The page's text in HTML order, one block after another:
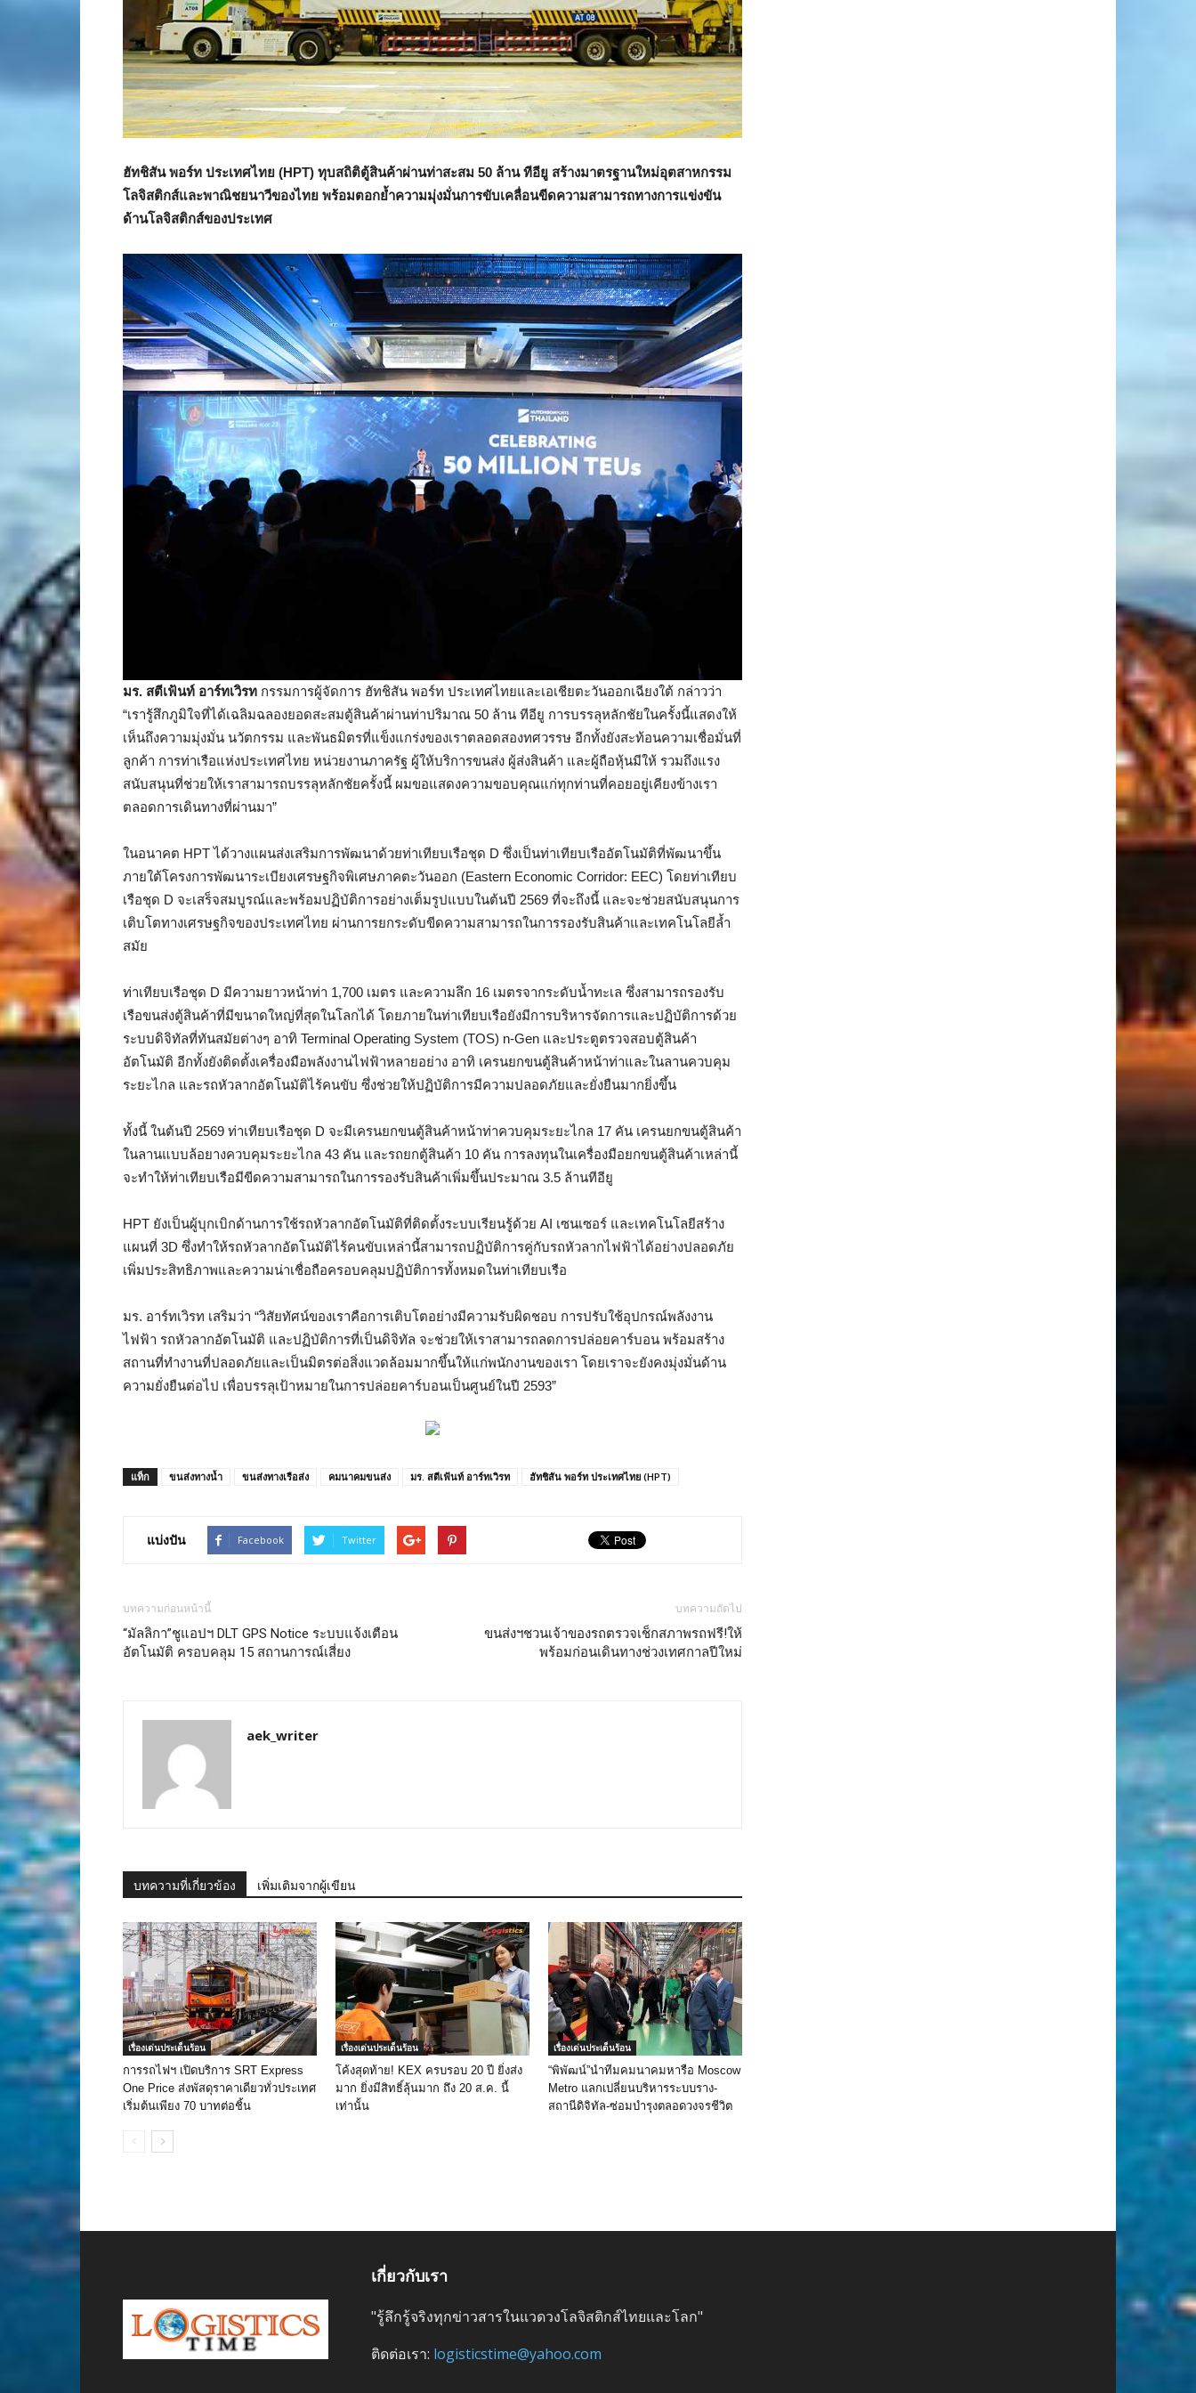
ฮัทชิสัน พอร์ท ประเทศไทย (HPT) ทุบสถิติตู้สินค้าผ่านท่าสะสม 50 ล้าน ทีอียู สร้างมาตรฐานใหม่อุตสาหกรรม
โลจิสติกส์และพาณิชยนาวีของไทย พร้อมตอกย้ำความมุ่งมั่นการขับเคลื่อนขีดความสามารถทางการแข่งขัน
ด้านโลจิสติกส์ของประเทศ
มร. สตีเฟ้นท์ อาร์ทเวิรท กรรมการผู้จัดการ ฮัทชิสัน พอร์ท ประเทศไทยและเอเชียตะวันออกเฉียงใต้ กล่าวว่า
“เรารู้สึกภูมิใจที่ได้เฉลิมฉลองยอดสะสมตู้สินค้าผ่านท่าปริมาณ 50 ล้าน ทีอียู การบรรลุหลักชัยในครั้งนี้แสดงให้
เห็นถึงความมุ่งมั่น นวัตกรรม และพันธมิตรที่แข็งแกร่งของเราตลอดสองทศวรรษ อีกทั้งยังสะท้อนความเชื่อมั่นที่
ลูกค้า การท่าเรือแห่งประเทศไทย หน่วยงานภาครัฐ ผู้ให้บริการขนส่ง ผู้ส่งสินค้า และผู้ถือหุ้นมีให้ รวมถึงแรง
สนับสนุนที่ช่วยให้เราสามารถบรรลุหลักชัยครั้งนี้ ผมขอแสดงความขอบคุณแก่ทุกท่านที่คอยอยู่เคียงข้างเรา
ตลอดการเดินทางที่ผ่านมา”
ในอนาคต HPT ได้วางแผนส่งเสริมการพัฒนาด้วยท่าเทียบเรือชุด D ซึ่งเป็นท่าเทียบเรืออัตโนมัติที่พัฒนาขึ้น
ภายใต้โครงการพัฒนาระเบียงเศรษฐกิจพิเศษภาคตะวันออก (Eastern Economic Corridor: EEC) โดยท่าเทียบ
เรือชุด D จะเสร็จสมบูรณ์และพร้อมปฏิบัติการอย่างเต็มรูปแบบในต้นปี 2569 ที่จะถึงนี้ และจะช่วยสนับสนุนการ
เติบโตทางเศรษฐกิจของประเทศไทย ผ่านการยกระดับขีดความสามารถในการรองรับสินค้าและเทคโนโลยีล้ำ
สมัย
ท่าเทียบเรือชุด D มีความยาวหน้าท่า 1,700 เมตร และความลึก 16 เมตรจากระดับน้ำทะเล ซึ่งสามารถรองรับ
เรือขนส่งตู้สินค้าที่มีขนาดใหญ่ที่สุดในโลกได้ โดยภายในท่าเทียบเรือยังมีการบริหารจัดการและปฏิบัติการด้วย
ระบบดิจิทัลที่ทันสมัยต่างๆ อาทิ Terminal Operating System (TOS) n-Gen และประตูตรวจสอบตู้สินค้า
อัตโนมัติ อีกทั้งยังติดตั้งเครื่องมือพลังงานไฟฟ้าหลายอย่าง อาทิ เครนยกขนตู้สินค้าหน้าท่าและในลานควบคุม
ระยะไกล และรถหัวลากอัตโนมัติไร้คนขับ ซึ่งช่วยให้ปฏิบัติการมีความปลอดภัยและยั่งยืนมากยิ่งขึ้น
ทั้งนี้ ในต้นปี 2569 ท่าเทียบเรือชุด D จะมีเครนยกขนตู้สินค้าหน้าท่าควบคุมระยะไกล 17 คัน เครนยกขนตู้สินค้า
ในลานแบบล้อยางควบคุมระยะไกล 43 คัน และรถยกตู้สินค้า 10 คัน การลงทุนในเครื่องมือยกขนตู้สินค้าเหล่านี้
จะทำให้ท่าเทียบเรือมีขีดความสามารถในการรองรับสินค้าเพิ่มขึ้นประมาณ 3.5 ล้านทีอียู
HPT ยังเป็นผู้บุกเบิกด้านการใช้รถหัวลากอัตโนมัติที่ติดตั้งระบบเรียนรู้ด้วย AI เซนเซอร์ และเทคโนโลยีสร้าง
แผนที่ 3D ซึ่งทำให้รถหัวลากอัตโนมัติไร้คนขับเหล่านี้สามารถปฏิบัติการคู่กับรถหัวลากไฟฟ้าได้อย่างปลอดภัย
เพิ่มประสิทธิภาพและความน่าเชื่อถือครอบคลุมปฏิบัติการทั้งหมดในท่าเทียบเรือ
มร. อาร์ทเวิรท เสริมว่า “วิสัยทัศน์ของเราคือการเติบโตอย่างมีความรับผิดชอบ การปรับใช้อุปกรณ์พลังงาน
ไฟฟ้า รถหัวลากอัตโนมัติ และปฏิบัติการที่เป็นดิจิทัล จะช่วยให้เราสามารถลดการปล่อยคาร์บอน พร้อมสร้าง
สถานที่ทำงานที่ปลอดภัยและเป็นมิตรต่อสิ่งแวดล้อมมากขึ้นให้แก่พนักงานของเรา โดยเราจะยังคงมุ่งมั่นด้าน
ความยั่งยืนต่อไป เพื่อบรรลุเป้าหมายในการปล่อยคาร์บอนเป็นศูนย์ในปี 2593”
แท็ก ขนส่งทางน้ำ ขนส่งทางเรือส่ง คมนาคมขนส่ง มร. สตีเฟ้นท์ อาร์ทเวิรท ฮัทชิสัน พอร์ท ประเทศไทย (HPT)
แบ่งปัน Facebook Twitter
บทความก่อนหน้านี้
“มัลลิกา”ชูแอปฯ DLT GPS Notice ระบบแจ้งเตือน
อัตโนมัติ ครอบคลุม 15 สถานการณ์เสี่ยง
บทความถัดไป
ขนส่งฯชวนเจ้าของรถตรวจเช็กสภาพรถฟรี!ให้
พร้อมก่อนเดินทางช่วงเทศกาลปีใหม่
aek_writer
บทความที่เกี่ยวข้อง เพิ่มเติมจากผู้เขียน
เรื่องเด่นประเด็นร้อน
การรถไฟฯ เปิดบริการ SRT Express
One Price ส่งพัสดุราคาเดียวทั่วประเทศ
เริ่มต้นเพียง 70 บาทต่อชิ้น
เรื่องเด่นประเด็นร้อน
โค้งสุดท้าย! KEX ครบรอบ 20 ปี ยิ่งส่ง
มาก ยิ่งมีสิทธิ์ลุ้นมาก ถึง 20 ส.ค. นี้
เท่านั้น
เรื่องเด่นประเด็นร้อน
“พิพัฒน์”นำทีมคมนาคมหารือ Moscow
Metro แลกเปลี่ยนบริหารระบบราง-
สถานีดิจิทัล-ซ่อมบำรุงตลอดวงจรชีวิต
เกี่ยวกับเรา
"รู้ลึกรู้จริงทุกข่าวสารในแวดวงโลจิสติกส์ไทยและโลก"
ติดต่อเรา: logisticstime@yahoo.com